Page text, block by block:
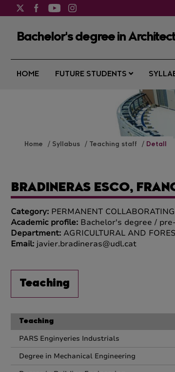
Bachelor's degree in
HOME FUTURE STUDENTS
Home Syllabus Teaching staff Detall
BRADINERAS ESCO,
Category: PERMANENT
Academic profile: Bachelor's degree /
Department: AGRICULTURAL AND
Email: javier.bradineras@udl.cat
Teaching
Teaching
PARS Enginyeries Industrials
Degree in Mechanical Engineering